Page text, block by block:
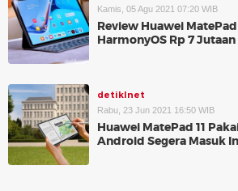
Kamis, 05 Agu 2021 07:20 WIB
Review Huawei MatePad
HarmonyOS Rp 7
detikInet
Rabu, 23 Jun 2021 16:50 WIB
Huawei MatePad 11
Android Segera Masuk